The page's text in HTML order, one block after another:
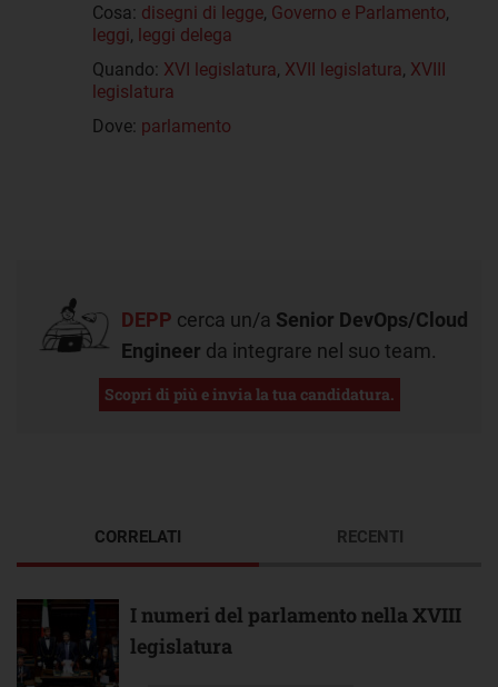
Cosa: disegni di legge, Governo e Parlamento,
leggi, leggi delega
Quando: XVI legislatura, XVII legislatura, XVIII
legislatura
Dove: parlamento
DEPP cerca un/a Senior DevOps/Cloud
Engineer da integrare nel suo team.
Scopri di più e invia la tua candidatura.
CORRELATI
I numeri del parlamento nella XVIII
legislatura
RECENTI